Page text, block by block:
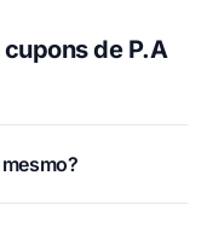
de P.A